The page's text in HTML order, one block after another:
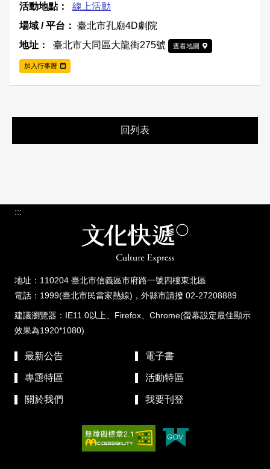
線上活動
臺北市孔廟4D劇院
臺北市大同區大龍街275號
查看地圖
加入行事曆
回列表
:::
地址：110204 臺北市信義區市府路一號四樓東北區
電話：1999(臺北市民當家熱線)，外縣市請撥 02-27208889
建議瀏覽器：IE11.0以上、Firefox、Chrome(螢幕設定最佳顯示
效果為1920*1080)
最新公告 電子書
專題特區 活動特區
關於我們 我要刊登